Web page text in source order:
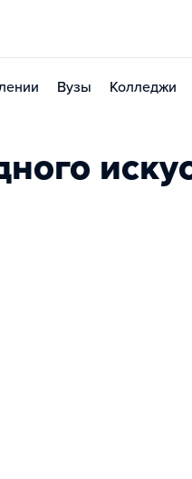
Вузы Колледжи